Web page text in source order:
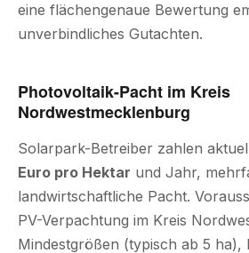
eine flächengenaue Bewertung
unverbindliches Gutachten.
Photovoltaik-Pacht im Kreis
Nordwestmecklenburg
Solarpark-Betreiber zahlen
Euro pro Hektar und Jahr,
landwirtschaftliche Pacht.
PV-Verpachtung im Kreis
Mindestgrößen (typisch ab 5 ha),